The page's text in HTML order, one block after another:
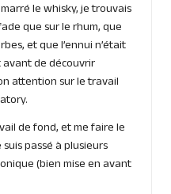
le whisky, je trouvais
que sur le rhum, que
et que l’ennui n’était
avant de découvrir
attention sur le travail
de fond, et me faire le
passé à plusieurs
(bien mise en avant